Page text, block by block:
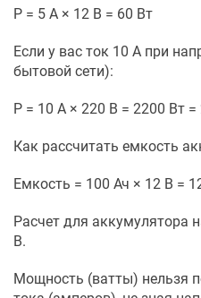
P = 5 А × 12 В = 60 Вт
Если у вас ток 10 А при
бытовой сети):
P = 10 А × 220 В = 2200 Вт =
Как рассчитать емкость
Емкость = 100 Ач × 12 В =
Расчет для аккумулятора
В.
Мощность (ватты) нельзя